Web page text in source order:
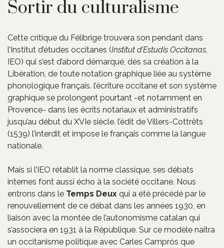
Sortir du culturalisme
Cette critique du Félibrige trouvera son pendant dans
l’Institut d’études occitanes (Institut d’Estudis Occitanas
IEO) qui s’est d’abord démarqué, dès sa création à la
Libération, de toute notation graphique liée au système
phonologique français. l’écriture occitane et son système
graphique se prolongent pourtant -et notamment en
Provence- dans les écrits notariaux et administratifs
jusqu’au début du XVIe siècle. l’édit de Villers-Cottrêts
(1539) l’interdit et impose le français comme la langue
nationale.
Mais si l’IEO rétablit la norme classique, ses débats
internes font aussi écho à la société occitane. Nous
entrons dans le Temps Deux qui a été précédé par le
renouvellement de ce débat dans les années 1930, en
liaison avec la montée de l’autonomisme catalan qui
s’associera en 1931 à la République. Sur ce modèle naîtra
un occitanisme politique avec Carles Camprós que